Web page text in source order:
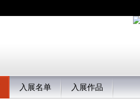
入展名单 入展作品